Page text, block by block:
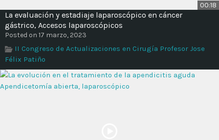
00:18
La evaluación y estadiaje laparoscópico en cáncer
gástrico, Accesos laparoscópicos
Posted on 17 marzo, 2023
II Congreso de Actualizaciones en Cirugía Profesor Jose
Félix Patiño